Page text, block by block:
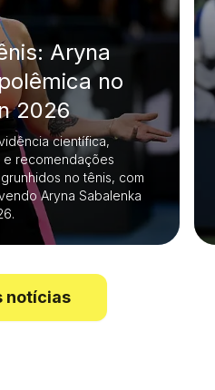
Aryna
no
2026
científica,
recomendações
no tênis, com
Aryna Sabalenka
notícias